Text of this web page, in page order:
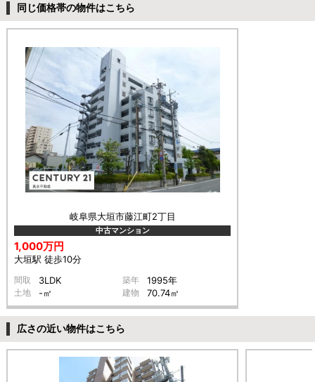
同じ価格帯の物件はこちら
岐阜県大垣市藤江町2丁目
中古マンション
1,000万円
大垣駅 徒歩10分
間取 3LDK 築年 1995年
土地 -㎡ 建物 70.74㎡
広さの近い物件はこちら